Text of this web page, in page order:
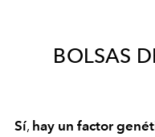
BOLSAS
Sí, hay un factor